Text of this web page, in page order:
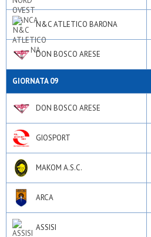
N&C ATLETICO BARONA
DON BOSCO ARESE
GIORNATA 09
DON BOSCO ARESE
GIOSPORT
MAKOM A.S.C.
ARCA
ASSISI